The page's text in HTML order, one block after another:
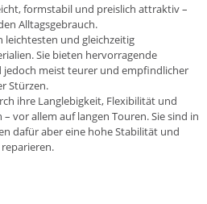
formstabil und preislich attraktiv –
Alltagsgebrauch.
leichtesten und gleichzeitig
Sie bieten hervorragende
jedoch meist teurer und empfindlicher
Stürzen.
ihre Langlebigkeit, Flexibilität und
vor allem auf langen Touren. Sie sind in
dafür aber eine hohe Stabilität und
reparieren.